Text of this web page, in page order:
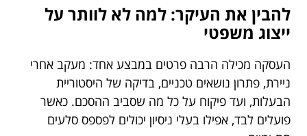
להבין את העיקר: למה לא לוותר על
ייצוג משפטי
העסקה מכילה הרבה פרטים במבצע אחד: מעקב אחרי
ניירת, פתרון נושאים טכניים, בדיקה של היסטוריית
הבעלות, ועד פיקוח על כל מה שסביב ההסכם. כאשר
פועלים לבד, אפילו בעלי ניסיון יכולים לפספס סלעים